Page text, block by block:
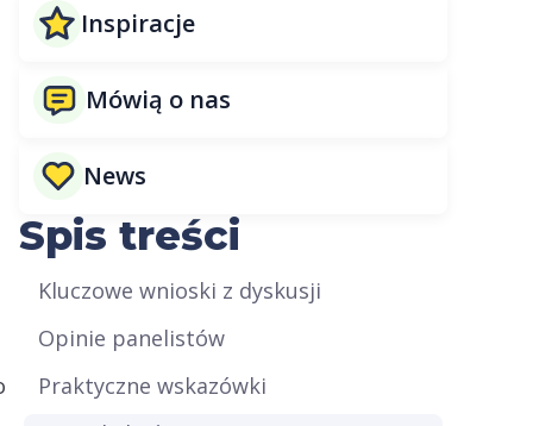
Inspiracje
Mówią o nas
News
Spis treści
Kluczowe wnioski z dyskusji
Opinie panelistów
Praktyczne wskazówki